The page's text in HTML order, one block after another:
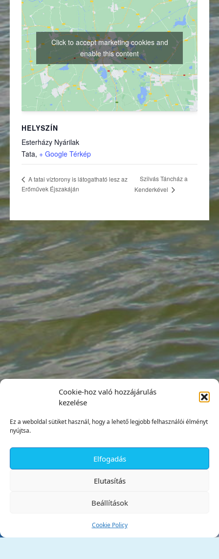
Cookie-hoz való hozzájárulás
kezelése
Ez a weboldal sütiket használ, hogy a lehető legjobb felhasználói élményt
nyújtsa.
Elfogadás
Elutasítás
Beállítások
Cookie Policy
HELYSZÍN
Esterházy Nyárilak
Tata, + Google Térkép(külső hivatkozás)
Click to accept marketing cookies and
enable this content
A tatai víztorony is látogatható lesz az
Erőművek Éjszakáján
Szilvás Táncház a
Kenderkével
Tata Város Önkormányzata
✕